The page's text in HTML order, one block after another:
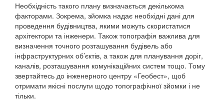
Необхідність такого плану визначається декількома
факторами. Зокрема, зйомка надає необхідні дані для
проведення будівництва, якими можуть скористатися
архітектори та інженери. Також топографія важлива для
визначення точного розташування будівель або
інфраструктурних об’єктів, а також для планування доріг,
каналів, розташування комунікаційних систем тощо. Тому
звертайтесь до інженерного центру «Геобест», щоб
отримати якісні послуги щодо топографічної зйомки і не
тільки.